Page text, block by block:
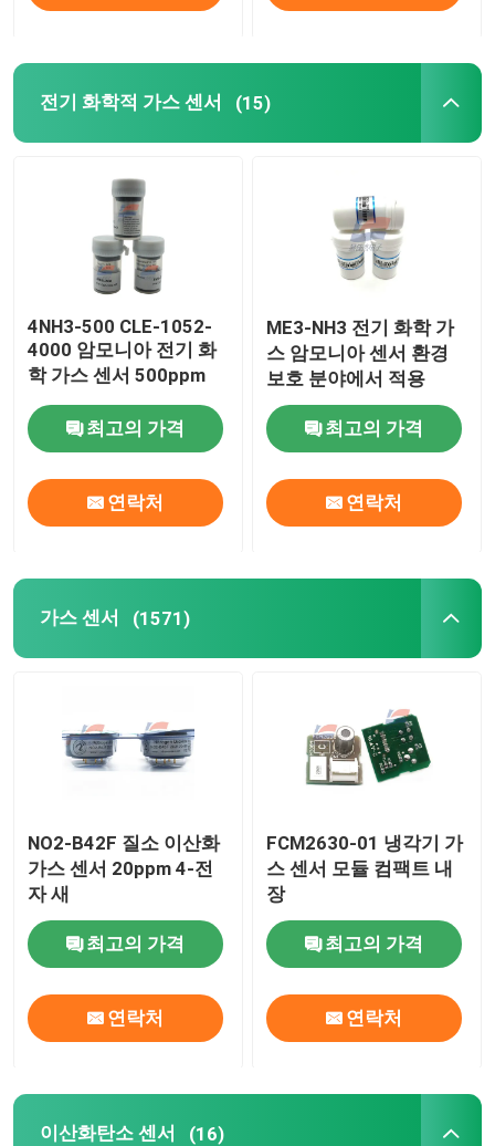
다른 센서
가스 센서 모듈
전기 화학적 가스 센서 (15)
4NH3-500 CLE-1052-
4000 암모니아 전기 화
학 가스 센서 500ppm
최고의 가격
연락처
ME3-NH3 전기 화학 가
스 암모니아 센서 환경
보호 분야에서 적용
최고의 가격
연락처
가스 센서 (1571)
NO2-B42F 질소 이산화
가스 센서 20ppm 4-전
자 새
최고의 가격
연락처
FCM2630-01 냉각기 가
스 센서 모듈 컴팩트 내
장
최고의 가격
연락처
이산화탄소 센서 (16)